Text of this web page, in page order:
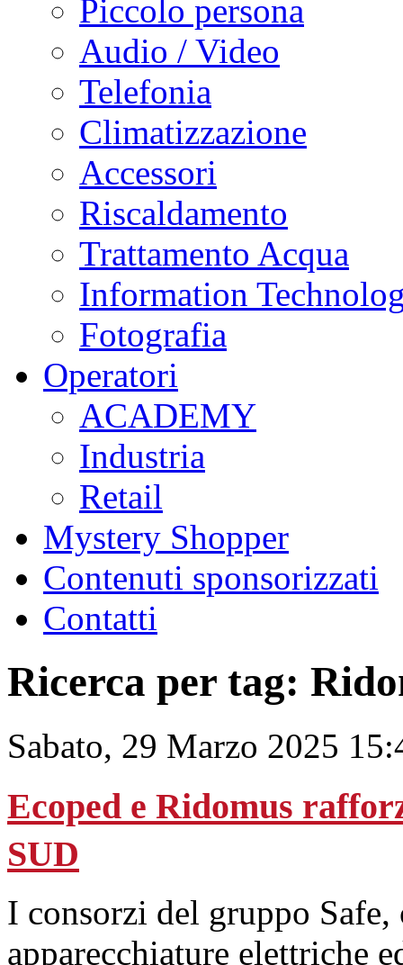
Piccolo persona
Audio / Video
Telefonia
Climatizzazione
Accessori
Riscaldamento
Trattamento Acqua
Information
Fotografia
Operatori
ACADEMY
Industria
Retail
Mystery Shopper
Contenuti sponsorizzati
Contatti
Ricerca per tag:
Sabato, 29 Marzo 2025
Ecoped e Ridomus
SUD
I consorzi del gruppo
apparecchiature elettriche